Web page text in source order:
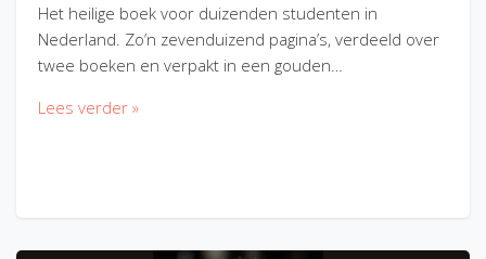
Het heilige boek voor duizenden studenten in
Nederland. Zo’n zevenduizend pagina’s, verdeeld over
twee boeken en verpakt in een gouden…
Lees verder »